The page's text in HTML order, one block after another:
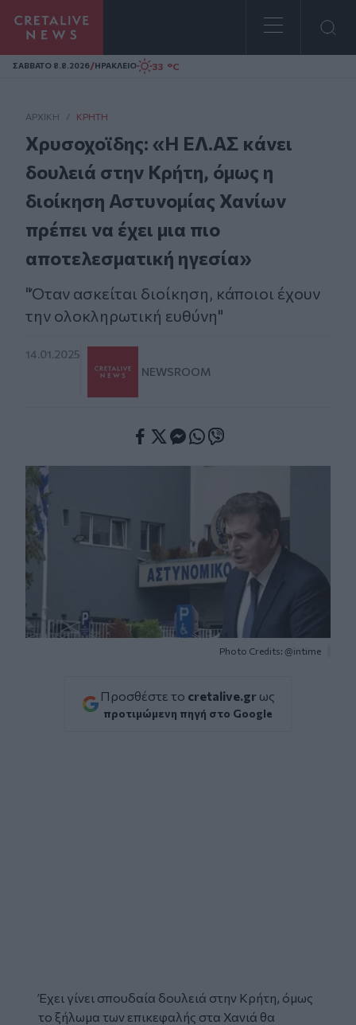
Homepage
ΣAΒΒΑΤΟ 8.8.2026/ΗΡΑΚΛΕΙΟ 33 °C
ΑΡΧΙΚΗ / ΚΡΉΤΗ
Χρυσοχοϊδης: «Η ΕΛ.ΑΣ κάνει
δουλειά στην Κρήτη, όμως η
διοίκηση Αστυνομίας Χανίων
πρέπει να έχει μια πιο
αποτελεσματική ηγεσία»
"Όταν ασκείται διοίκηση, κάποιοι έχουν
την ολοκληρωτική ευθύνη"
14.01.2025
NEWSROOM
Photo Credits: @intime
Προσθέστε το cretalive.gr ως
προτιμώμενη πηγή στο Google
Έχει γίνει σπουδαία δουλειά στην Κρήτη, όμως
το ξήλωμα των επικεφαλής στα Χανιά θα